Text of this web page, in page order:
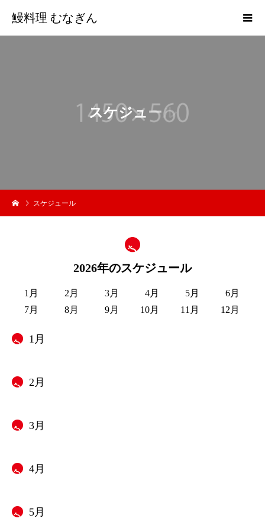
鰻料理 むなぎん
スケジュール
スケジュール
2026年のスケジュール
1月 2月 3月 4月 5月
6月
7月
8月 9月 10月 11月 12月
1月
2月
3月
4月
5月